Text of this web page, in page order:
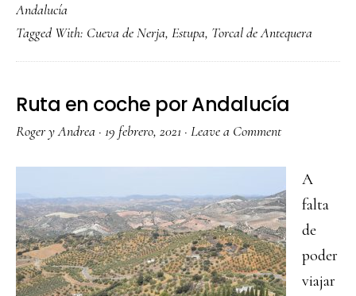
ver
en
Andalucía
Andalucía
Tagged With: Cueva de Nerja, Estupa, Torcal de Antequera
Ruta en coche por Andalucía
Roger y Andrea · 19 febrero, 2021 · Leave a Comment
A
falta
de
poder
viajar